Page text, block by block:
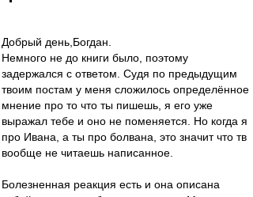
Добрый день,Богдан.
Немного не до книги было, поэтому
задержался с ответом. Судя по предыдущим
твоим постам у меня сложилось определённое
мнение про то что ты пишешь, я его уже
выражал тебе и оно не поменяется. Но когда я
про Ивана, а ты про болвана, это значит что тв
вообще не читаешь написанное.
Болезненная реакция есть и она описана